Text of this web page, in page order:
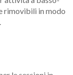
rimovibili in modo